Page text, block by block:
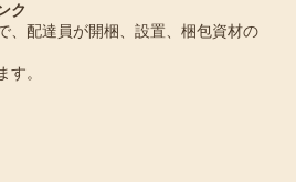
ク
、配達員が開梱、設置、梱包資材の
す。